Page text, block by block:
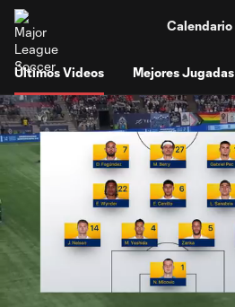
Calendario
Últimos Videos Mejores Jugadas
Time
0:08